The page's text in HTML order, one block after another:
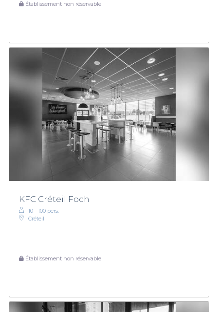
Établissement non réservable
KFC Créteil Foch
10 - 100 pers.
Créteil
Établissement non réservable